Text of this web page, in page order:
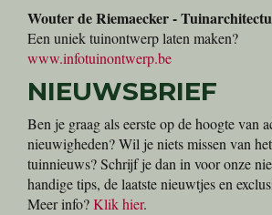
Wouter de Riemaecker -
Een uniek tuinontwerp laten maken?
www.infotuinontwerp.be
NIEUWSBRIEF
Ben je graag als eerste op de hoogte van
nieuwigheden? Wil je niets missen van
tuinnieuws? Schrijf je dan in voor onze
handige tips, de laatste nieuwtjes en
Meer info?Klik hier.